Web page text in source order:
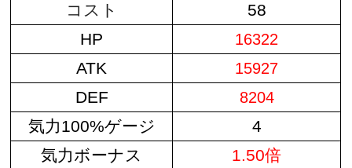
コスト
58
HP
16322
ATK 15927
DEF 8204
気力100%ゲージ
4
気力ボーナス
1.50倍